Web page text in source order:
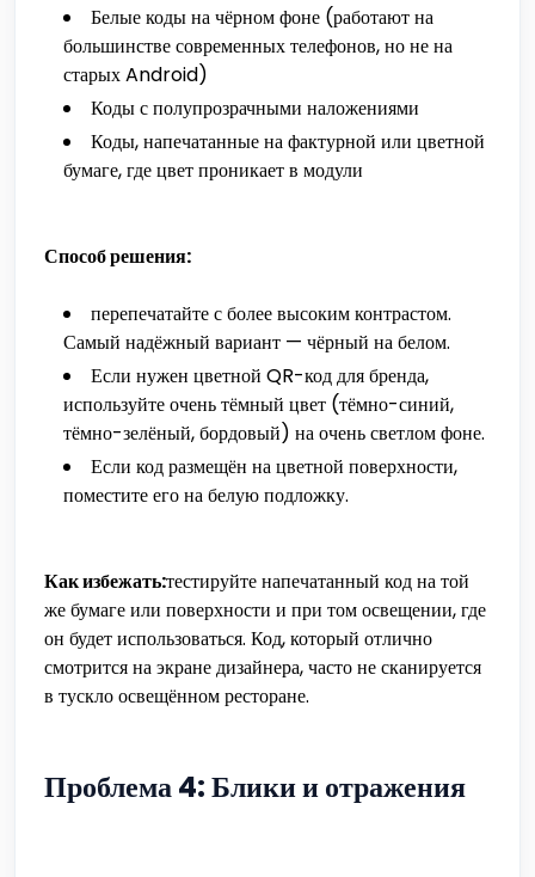
Белые коды на чёрном фоне (работают на
большинстве современных телефонов, но не на
старых Android)
Коды с полупрозрачными наложениями
Коды, напечатанные на фактурной или цветной
бумаге, где цвет проникает в модули
Способ решения:
перепечатайте с более высоким контрастом.
Самый надёжный вариант — чёрный на белом.
Если нужен цветной QR-код для бренда,
используйте очень тёмный цвет (тёмно-синий,
тёмно-зелёный, бордовый) на очень светлом фоне.
Если код размещён на цветной поверхности,
поместите его на белую подложку.
Как избежать:тестируйте напечатанный код на той
же бумаге или поверхности и при том освещении, где
он будет использоваться. Код, который отлично
смотрится на экране дизайнера, часто не сканируется
в тускло освещённом ресторане.
Проблема 4: Блики и отражения